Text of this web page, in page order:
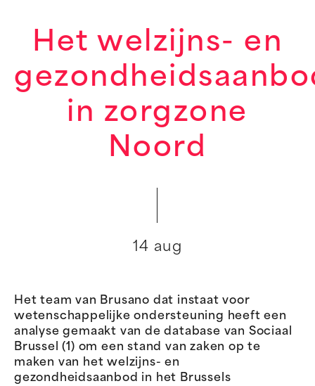
Het welzijns- en
in zorgzone
Noord
14 aug
Het team van Brusano dat instaat voor
wetenschappelijke ondersteuning heeft een
analyse gemaakt van de database van Sociaal
Brussel (1) om een stand van zaken op te
maken van het welzijns- en
gezondheidsaanbod in het Brussels